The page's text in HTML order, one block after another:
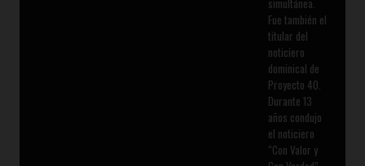
Fue también el
titular del
noticiero
dominical de
Proyecto 40.
Durante 13
años condujo
el noticiero
“Con Valor y